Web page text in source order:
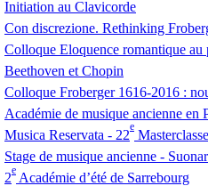
Initiation au Clavicorde
Con discrezione. Rethinking
Colloque Eloquence romantique
Beethoven et Chopin
Colloque Froberger 1616-2016 :
Académie de musique ancienne en
Musica Reservata - 22
e
Stage de musique ancienne -
2
e
Académie d’été de Sarrebourg